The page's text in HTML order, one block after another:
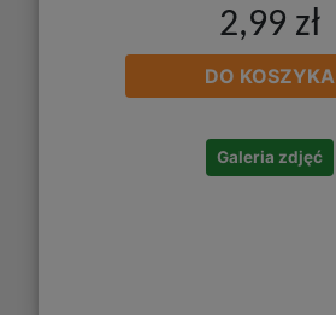
2,99 zł
DO KOSZYKA
Galeria zdjęć